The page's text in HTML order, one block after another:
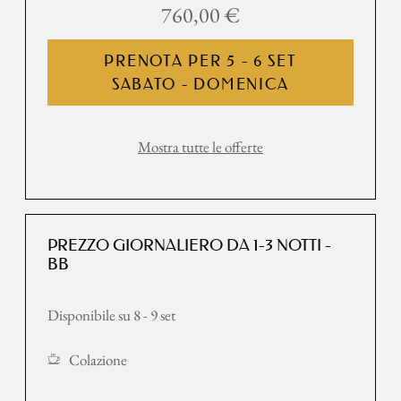
760,00 €
PRENOTA PER 5 - 6 SET
SABATO - DOMENICA
Mostra tutte le offerte
PREZZO GIORNALIERO DA 1-3 NOTTI -
BB
Disponibile su 8 - 9 set
Colazione